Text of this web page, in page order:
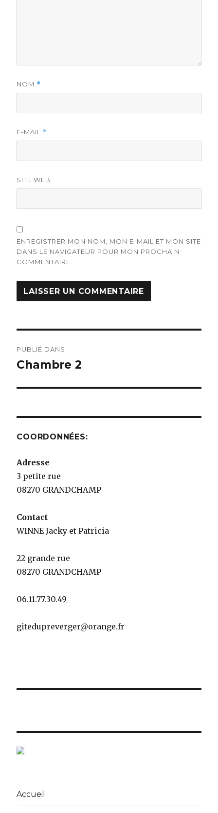
NOM *
E-MAIL *
SITE WEB
ENREGISTRER MON NOM, MON E-MAIL ET MON SITE
DANS LE NAVIGATEUR POUR MON PROCHAIN
COMMENTAIRE.
de
PUBLIÉ DANS
Chambre 2
COORDONNÉES:
Adresse
3 petite rue
08270 GRANDCHAMP
Contact
WINNE Jacky et Patricia
22 grande rue
08270 GRANDCHAMP
06.11.77.30.49
gitedupreverger@orange.fr
Accueil